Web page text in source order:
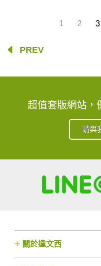
1 2 3
PREV
超值套版網站，
請與
關於達文西